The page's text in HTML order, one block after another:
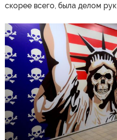
скорее всего, была делом